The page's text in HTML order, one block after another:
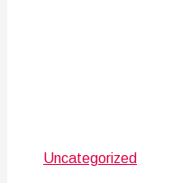
Uncategorized